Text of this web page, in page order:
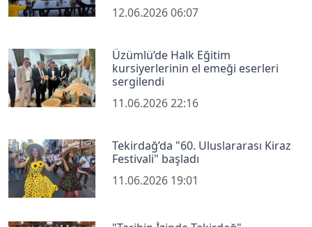
12.06.2026 06:07
Üzümlü’de Halk Eğitim
kursiyerlerinin el emeği eserleri
sergilendi
11.06.2026 22:16
Tekirdağ’da "60. Uluslararası Kiraz
Festivali" başladı
11.06.2026 19:01